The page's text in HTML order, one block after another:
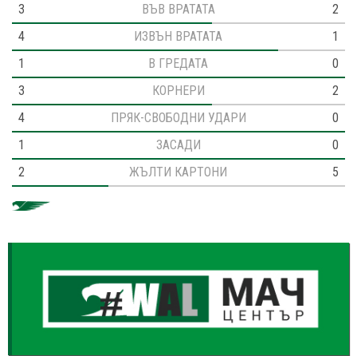
3
ВЪВ ВРАТАТА
2
4
ИЗВЪН ВРАТАТА
1
1
В ГРЕДАТА
0
3
КОРНЕРИ
2
4
ПРЯК-СВОБОДНИ УДАРИ
0
1
ЗАСАДИ
0
2
ЖЪЛТИ КАРТОНИ 5